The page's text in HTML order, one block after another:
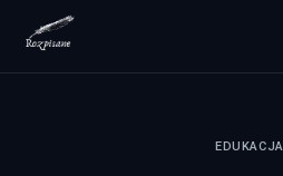
rozpisane.pl
EDUKACJA